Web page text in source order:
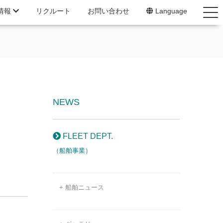
報 リクルート お問い合わせ Language
NEWS
FLEET DEPT.
（船舶事業）
+ 船舶ニュース